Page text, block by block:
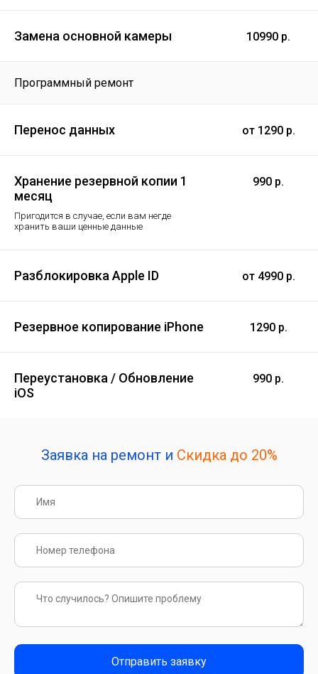
Замена основной камеры 10990 р.
Программный ремонт
Перенос данных от 1290 р.
Хранение резервной копии 1
месяц
Пригодится в случае, если вам негде
хранить ваши ценные данные
990 р.
Разблокировка Apple ID от 4990 р.
Резервное копирование iPhone 1290 р.
Переустановка / Обновление
iOS
990 р.
Заявка на ремонт и Скидка до 20%
Отправить заявку